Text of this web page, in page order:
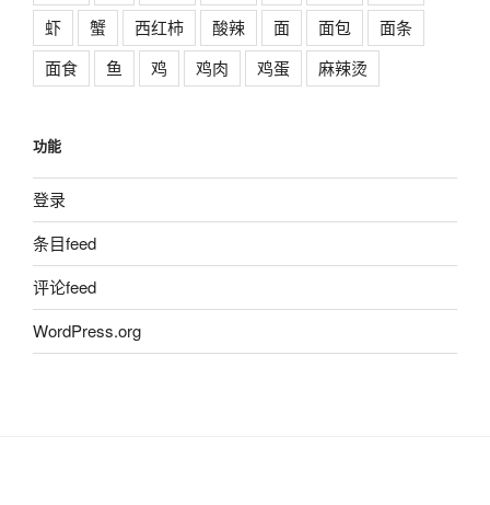
虾
蟹 西红柿 酸辣 面 面包
面条
面食
鱼 鸡 鸡肉 鸡蛋 麻辣烫
功能
登录
条目feed
评论feed
WordPress.org